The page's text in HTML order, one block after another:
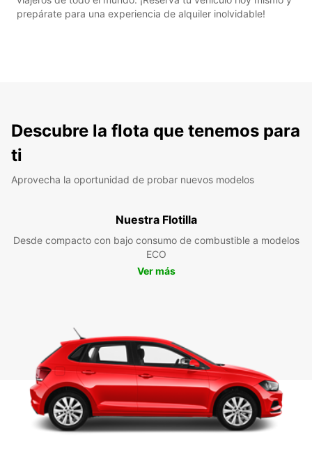
prepárate para una experiencia de alquiler inolvidable!
Descubre la flota que tenemos para
ti
Aprovecha la oportunidad de probar nuevos modelos
Nuestra Flotilla
Desde compacto con bajo consumo de combustible a modelos
ECO
Ver más